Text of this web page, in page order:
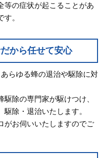
等の症状が起こることがあ
。
から任せて安心
らゆる蜂の退治や駆除に対
除の専門家が駆けつけ、
除・退治いたします。
がお伺いいたしますのでご